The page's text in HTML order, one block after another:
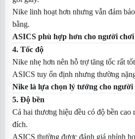
Nike linh hoạt hơn nhưng vẫn đảm
bằng.
ASICS phù hợp hơn cho người chơi
4. Tốc độ
Nike nhẹ hơn nên hỗ trợ tăng tốc rất
ASICS tuy ổn định nhưng thường
Nike là lựa chọn lý tưởng cho người
5. Độ bền
Cả hai thương hiệu đều có độ bền cao
đích.
ASICS thường được đánh giá nhỉnh